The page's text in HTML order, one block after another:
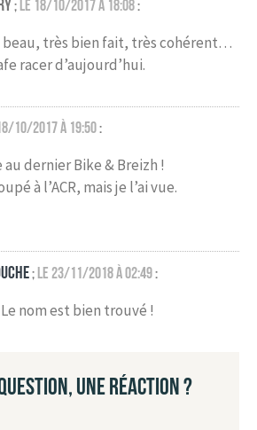
; le 18/10/2017 à 18:08:
beau, très bien fait, très cohérent…
racer d’aujourd’hui.
10/2017 à 19:50:
dernier Bike & Breizh !
à l’ACR, mais je l’ai vue.
; le 23/11/2018 à 02:49:
nom est bien trouvé !
UNE RÉACTION ?